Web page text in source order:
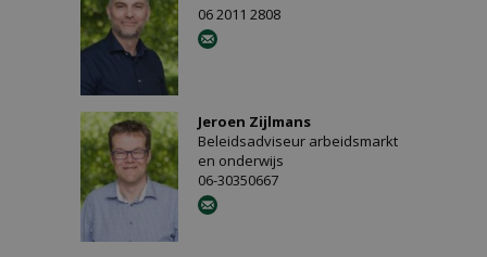
06 2011 2808
Jeroen Zijlmans
Beleidsadviseur arbeidsmarkt
en onderwijs
06-30350667